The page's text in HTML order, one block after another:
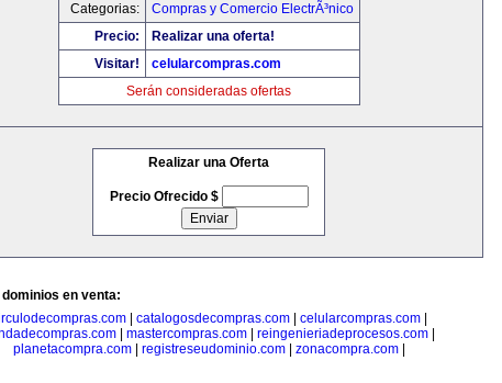
Categorias:
Compras y Comercio ElectrÃ³nico
Precio:
Realizar una oferta!
Visitar!
celularcompras.com
Serán consideradas ofertas
Realizar una Oferta
Precio Ofrecido $
en venta:
| catalogosdecompras.com| celularcompras.com|
| mastercompras.com| reingenieriadeprocesos.com|
planetacompra.com| registreseudominio.com| zonacompra.com|